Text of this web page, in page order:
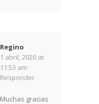
Regino
1 abril, 2020 at
11:53 am ·
Responder
Muchas gracias